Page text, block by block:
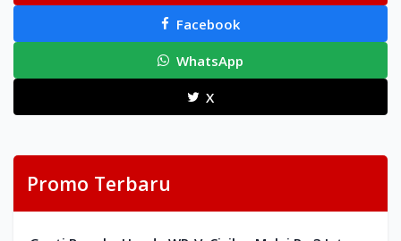
Facebook
WhatsApp
X
Promo Terbaru